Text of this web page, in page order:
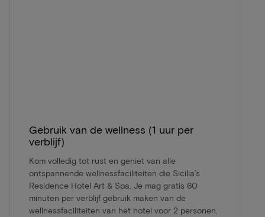
Gebruik van de wellness (1 uur per
verblijf)
Kom volledig tot rust en geniet van alle
ontspannende wellnessfaciliteiten die Sicilia’s
Residence Hotel Art & Spa. Je mag gratis 60
minuten per verblijf gebruik maken van de
wellnessfaciliteiten van het hotel voor 2 personen.